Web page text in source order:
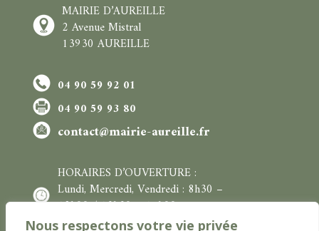
Nous respectons votre vie privée
MAIRIE D’AUREILLE
2 Avenue Mistral
13930 AUREILLE
04 90 59 92 01
04 90 59 93 80
contact@mairie-aureille.fr
HORAIRES D’OUVERTURE :
Lundi, Mercredi, Vendredi : 8h30 –
12h00/13h30 – 17h00
Mardi et Jeudi : 8h30 – 12h00